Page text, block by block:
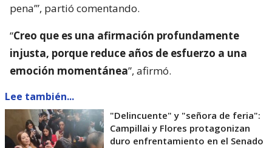
pena’”, partió comentando.
“Creo que es una afirmación profundamente
injusta, porque reduce años de esfuerzo a una
emoción momentánea”, afirmó.
Lee también...
"Delincuente" y "señora de feria":
Campillai y Flores protagonizan
duro enfrentamiento en el Senado